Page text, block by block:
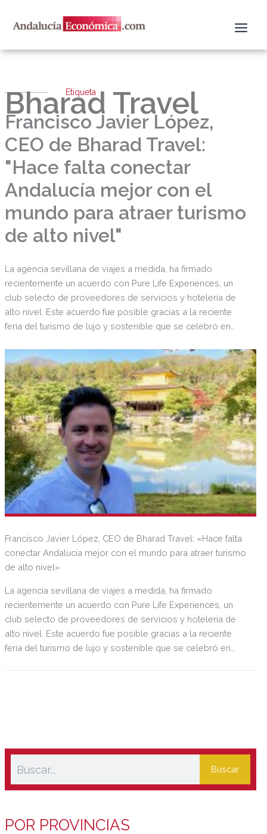
Etiqueta
Bharad Travel
Francisco Javier López,
CEO de Bharad Travel:
"Hace falta conectar
Andalucía mejor con el
mundo para atraer turismo
de alto nivel"
La agencia sevillana de viajes a medida, ha firmado
recientemente un acuerdo con Pure Life Experiences, un
club selecto de proveedores de servicios y hotelería de
alto nivel. Este acuerdo fue posible gracias a la reciente
feria del turismo de lujo y sostenible que se celebró en
Francisco Javier López, CEO de Bharad Travel: «Hace falta
conectar Andalucía mejor con el mundo para atraer turismo
de alto nivel»
La agencia sevillana de viajes a medida, ha firmado
recientemente un acuerdo con Pure Life Experiences, un
club selecto de proveedores de servicios y hotelería de
alto nivel. Este acuerdo fue posible gracias a la reciente
feria del turismo de lujo y sostenible que se celebró en
Buscar
POR PROVINCIAS